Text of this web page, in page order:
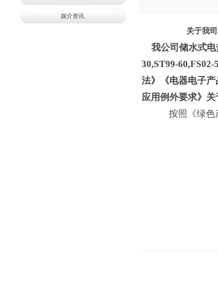
媒介资讯
关于我
我公司储水式电
30,ST99-60,FS02-
法》《电器电子
应用例外要求》
按照《绿色